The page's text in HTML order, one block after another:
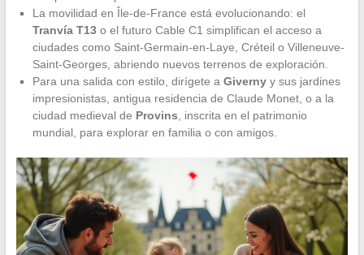
La movilidad en Île-de-France está evolucionando: el
Tranvía T13o el futuro Cable C1 simplifican el acceso a
ciudades como Saint-Germain-en-Laye, Créteil o Villeneuve-
Saint-Georges, abriendo nuevos terrenos de exploración.
Para una salida con estilo, dirígete a Givernyy sus jardines
impresionistas, antigua residencia de Claude Monet, o a la
ciudad medieval de Provins , inscrita en el patrimonio
mundial, para explorar en familia o con amigos.